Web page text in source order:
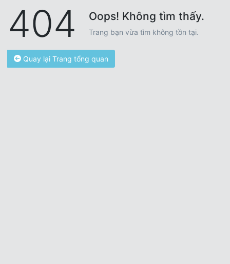
404 Oops! Không tìm thấy.
Trang bạn vừa tìm không tồn tại.
Quay lại Trang tổng quan